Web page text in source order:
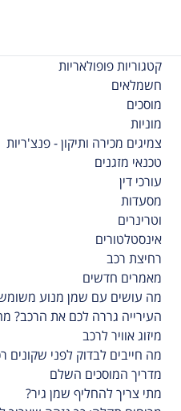
קטגוריות פופולאריות
חשמלאים
מוסכים
מוניות
צמיגים מכירה ותיקון - פנצ'ריות
טכנאי מזגנים
עורכי דין
מסעדות
וטרינרים
אינסטלטורים
רחיצת רכב
מאמרים חדשים
מה עושים עם שמן מנוע
העירייה גררה לכם את הרכב?
מיזוג אוויר לרכב
מה חייבים לבדוק לפני שקונים
מדריך המוסכים השלם
מתי צריך להחליף שמן גיר?